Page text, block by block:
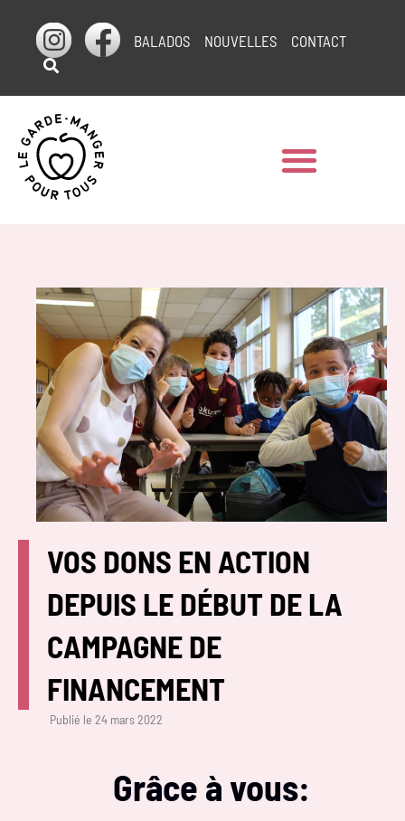
BALADOS NOUVELLES CONTACT
VOS DONS EN ACTION
DEPUIS LE DÉBUT DE LA
CAMPAGNE DE
FINANCEMENT
Publié le 24 mars 2022
Grâce à vous: